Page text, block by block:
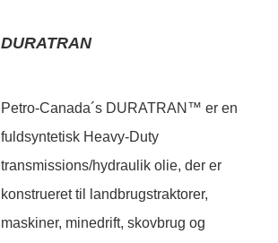
DURATRAN
Petro-Canada´s DURATRAN™ er en
fuldsyntetisk Heavy-Duty
transmissions/hydraulik olie, der er
konstrueret til landbrugstraktorer,
maskiner, minedrift, skovbrug og